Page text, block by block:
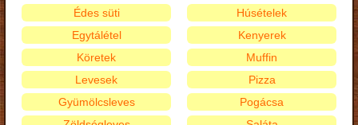
Édes süti
Egytálétel
Húsételek
Kenyerek
Köretek
Levesek
Gyümölcsleves
Muffin
Pizza
Pogácsa